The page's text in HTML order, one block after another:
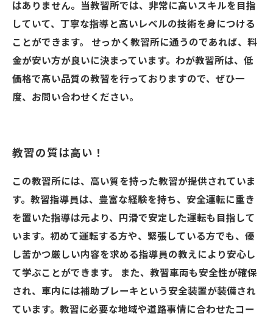
はありません。当教習所では、非常に高いスキルを目指
していて、丁寧な指導と高いレベルの技術を身につける
ことができます。 せっかく教習所に通うのであれば、料
金が安い方が良いに決まっています。わが教習所は、低
価格で高い品質の教習を行っておりますので、ぜひ一
度、お問い合わせください。
教習の質は高い！
この教習所には、高い質を持った教習が提供されていま
す。教習指導員は、豊富な経験を持ち、安全運転に重き
を置いた指導は元より、円滑で安定した運転も目指して
います。初めて運転する方や、緊張している方でも、優
し苦かつ厳しい内容を求める指導員の教えにより安心し
て学ぶことができます。 また、教習車両も安全性が確保
され、車内には補助ブレーキという安全装置が装備され
ています。教習に必要な地域や道路事情に合わせたコー